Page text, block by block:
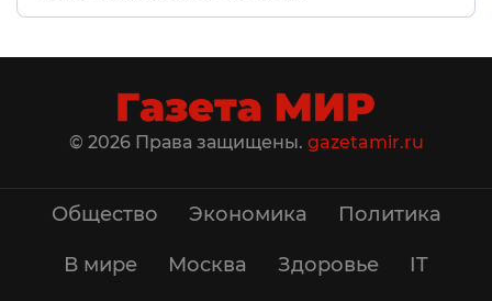
© 2026 Права защищены. gazetamir.ru
Общество Экономика Политика
В мире Москва Здоровье IT